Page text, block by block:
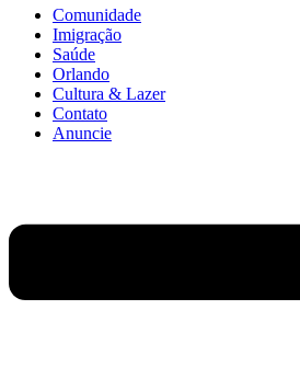
Comunidade
Imigração
Saúde
Orlando
Cultura & Lazer
Contato
Anuncie